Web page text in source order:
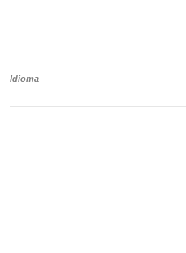
Idioma